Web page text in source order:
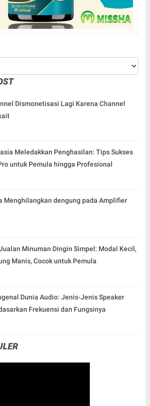
Dismonetisasi Lagi Karena Channel
Meledakkan Penghasilan: Tips Sukses
untuk Pemula hingga Profesional
Menghilangkan dengung pada Amplifier
Minuman Dingin Simpel: Modal Kecil,
Manis, Cocok untuk Pemula
Dunia Audio: Jenis-Jenis Speaker
Frekuensi dan Fungsinya